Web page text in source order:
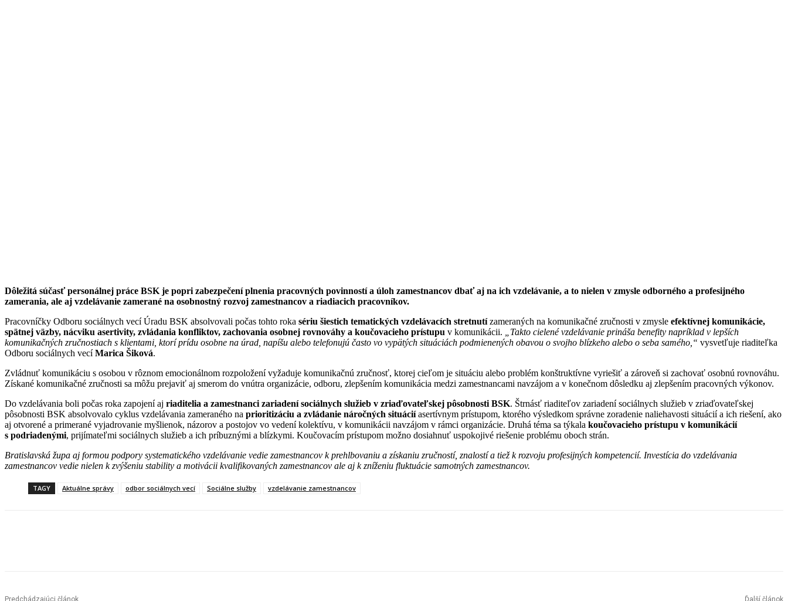
Dôležitá súčasť personálnej práce BSK je popri zabezpečení plnenia pracovných povinností a úloh zamestnancov dbať aj na ich vzdelávanie, a to nielen v zmysle odborného a profesijného
zamerania, ale aj vzdelávanie zamerané na osobnostný rozvoj zamestnancov a riadiacich pracovníkov.
Pracovníčky Odboru sociálnych vecí Úradu BSK absolvovali počas tohto roka sériu šiestich tematických vzdelávacích stretnutízameraných na komunikačné zručnosti v zmysle efektívnej komunikácie,
spätnej väzby, nácviku asertivity, zvládania konfliktov, zachovania osobnej rovnováhy a koučovacieho prístupu v komunikácii.
„Takto cielené vzdelávanie prináša benefity napríklad v lepších
komunikačných zručnostiach s klientami, ktorí prídu osobne na úrad, napíšu alebo telefonujú často vo vypätých situáciách podmienených obavou o svojho blízkeho alebo o seba samého,“ vysvetľuje riaditeľka
Odboru sociálnych vecíMarica Šiková.
Zvládnuť komunikáciu s osobou v rôznom emocionálnom rozpoložení vyžaduje komunikačnú zručnosť, ktorej cieľom je situáciu alebo problém konštruktívne vyriešiť a zároveň si zachovať osobnú rovnováhu.
Získané komunikačné zručnosti sa môžu prejaviť aj smerom do vnútra organizácie, odboru, zlepšením komunikácia medzi zamestnancami navzájom a v konečnom dôsledku aj zlepšením pracovných výkonov.
Do vzdelávania boli počas roka zapojení aj riaditelia a zamestnanci zariadení sociálnych služieb v zriaďovateľskej pôsobnosti BSK. Štrnásť riaditeľov zariadení sociálnych služieb v zriaďovateľskej
pôsobnosti BSK absolvovalo cyklus vzdelávania zameraného na prioritizáciu a zvládanie náročných situáciíasertívnym prístupom, ktorého výsledkom správne zoradenie naliehavosti situácií a ich riešení, ako
aj otvorené a primerané vyjadrovanie myšlienok, názorov a postojov vo vedení kolektívu, v komunikácii navzájom v rámci organizácie. Druhá téma sa týkala koučovacieho prístupu v komunikácií
s podriadenými, prijímateľmi sociálnych služieb a ich príbuznými a blízkymi. Koučovacím prístupom možno dosiahnuť uspokojivé riešenie problému oboch strán.
Bratislavská župa aj formou podpory systematického vzdelávanie vedie zamestnancov k prehlbovaniu a získaniu zručností, znalostí a tiež k rozvoju profesijných kompetencií. Investícia do vzdelávania
zamestnancov vedie nielen k zvýšeniu stability a motivácii kvalifikovaných zamestnancov ale aj k zníženiu fluktuácie samotných zamestnancov.
TAGY Aktuálne správy odbor sociálnych vecí Sociálne služby vzdelávanie zamestnancov
Predchádzajúci článok Ďalší článok